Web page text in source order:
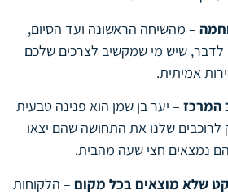
– מהשיחה הראשונה ועד הסיום,
לדבר, שיש מי שמקשיב לצרכים שלכם
אמיתית.
המרכז – יער בן שמן הוא פנינה טבעית
לרוכבים שלנו את התחושה שהם יצאו
נמצאים חצי שעה מהבית.
שלא מוצאים בכל מקום – הלקוחות